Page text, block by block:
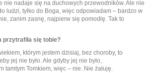
nie nadaje się na duchowych przewodników. Ale nie
ludzi, tylko do Boga, więc odpowiadam – bardzo w
zanim zasnę, najpierw się pomodlę. Tak to
przytrafiła się tobie?
którym jestem dzisiaj, bez choroby, to
jej nie było. Ale gdyby jej nie było,
tamtym Tomkiem, więc – nie. Nie żałuję.